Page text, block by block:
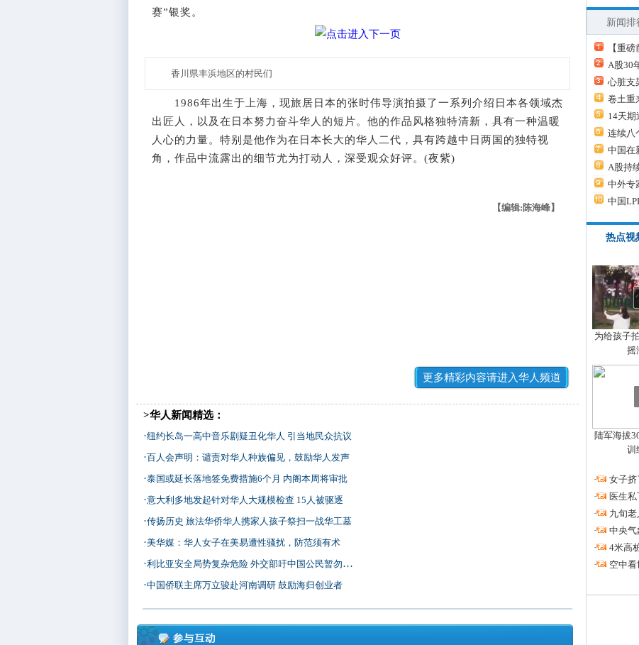
赛”银奖。
香川県丰浜地区的村民们
1986年出生于上海，现旅居日本的张时伟导演拍摄了一系列介绍日本各领域杰
出匠人，以及在日本努力奋斗华人的短片。他的作品风格独特清新，具有一种温暖
人心的力量。特别是他作为在日本长大的华人二代，具有跨越中日两国的独特视
角，作品中流露出的细节尤为打动人，深受观众好评。(夜紫)
【编辑:陈海峰】
更多精彩内容请进入华人频道
>华人新闻精选：
·纽约长岛一高中音乐剧疑丑化华人 引当地民众抗议
·百人会声明：谴责对华人种族偏见，鼓励华人发声
·泰国或延长落地签免费措施6个月 内阁本周将审批
·意大利多地发起针对华人大规模检查 15人被驱逐
·传扬历史 旅法华侨华人携家人孩子祭扫一战华工墓
·美华媒：华人女子在美易遭性骚扰，防范须有术
·利比亚安全局势复杂危险 外交部吁中国公民暂勿前往
·中国侨联主席万立骏赴河南调研 鼓励海归创业者
新闻排
【重
A股30
心脏支
卷土重
14天期
连续八
中国在
A股持
中外专
中国
热点视
为给孩子
摇
陆军海拔
训
·
女子挤
·
医生私
·
九旬
·
中央气
·
4米高
·
空中